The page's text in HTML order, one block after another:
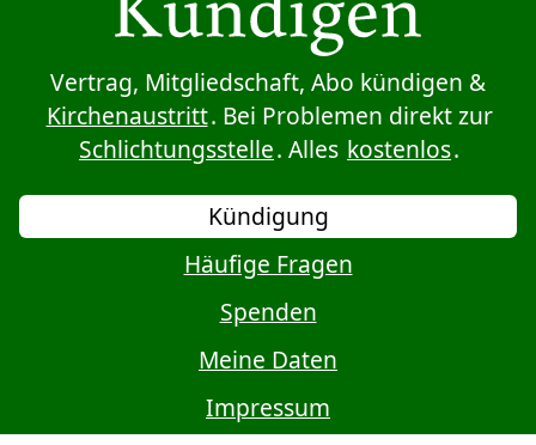
Vertrag, Mitgliedschaft, Abo kündigen &
Kirchenaustritt. Bei Problemen direkt zur
Schlichtungsstelle. Alles kostenlos.
Kündigung
Häufige Fragen
Spenden
Meine Daten
Impressum